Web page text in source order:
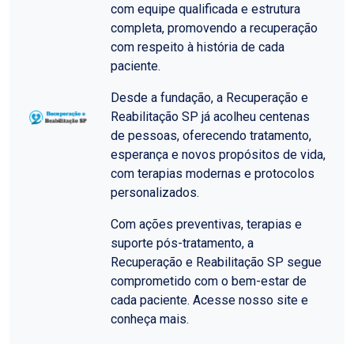
com equipe qualificada e estrutura
completa, promovendo a recuperação
com respeito à história de cada
paciente.
Desde a fundação, a Recuperação e
Reabilitação SP já acolheu centenas
de pessoas, oferecendo tratamento,
esperança e novos propósitos de vida,
com terapias modernas e protocolos
personalizados.
Com ações preventivas, terapias e
suporte pós-tratamento, a
Recuperação e Reabilitação SP segue
comprometido com o bem-estar de
cada paciente. Acesse nosso site e
conheça mais.